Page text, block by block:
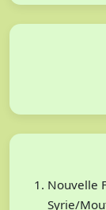
Nouvelle
Syrie/